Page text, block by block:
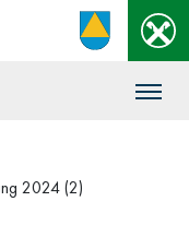
2024 (2)